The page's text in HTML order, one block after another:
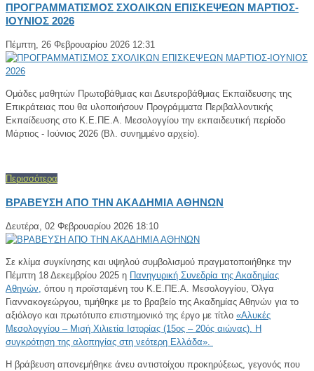
ΠΡΟΓΡΑΜΜΑΤΙΣΜΟΣ ΣΧΟΛΙΚΩΝ ΕΠΙΣΚΕΨΕΩΝ ΜΑΡΤΙΟΣ-
ΙΟΥΝΙΟΣ 2026
Πέμπτη, 26 Φεβρουαρίου 2026 12:31
Ομάδες μαθητών Πρωτοβάθμιας και Δευτεροβάθμιας Εκπαίδευσης της
Επικράτειας που θα υλοποιήσουν Προγράμματα Περιβαλλοντικής
Εκπαίδευσης στο Κ.Ε.ΠΕ.Α. Μεσολογγίου την εκπαιδευτική περίοδο
Μάρτιος - Ιούνιος 2026 (Βλ. συνημμένο αρχείο).
Περισσότερα
ΒΡΑΒΕΥΣΗ ΑΠΟ ΤΗΝ ΑΚΑΔΗΜΙΑ ΑΘΗΝΩΝ
Δευτέρα, 02 Φεβρουαρίου 2026 18:10
Σε κλίμα συγκίνησης και υψηλού συμβολισμού πραγματοποιήθηκε την
Πέμπτη 18 Δεκεμβρίου 2025 η Πανηγυρική Συνεδρία της Ακαδημίας
Αθηνών, όπου η προϊσταμένη του Κ.Ε.ΠΕ.Α. Μεσολογγίου, Όλγα
Γιαννακογεώργου, τιμήθηκε με το βραβείο της Ακαδημίας Αθηνών για το
αξιόλογο και πρωτότυπο επιστημονικό της έργο με τίτλο «Αλυκές
Μεσολογγίου – Μισή Χιλιετία Ιστορίας (15ος – 20ός αιώνας). Η
συγκρότηση της αλοπηγίας στη νεότερη Ελλάδα».
Η βράβευση απονεμήθηκε άνευ αντιστοίχου προκηρύξεως, γεγονός που